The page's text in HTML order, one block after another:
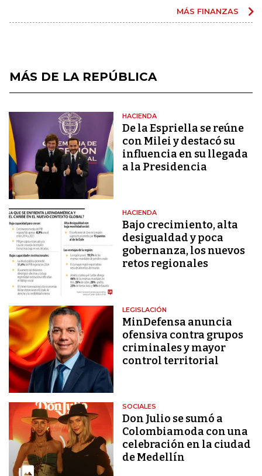
MÁS FINANZAS
MÁS DE LA REPÚBLICA
HACIENDA
De la Espriella se reúne
con Milei y destacó su
influencia en su llegada
a la Presidencia
HACIENDA
Bajo crecimiento, alta
desigualdad y poca
gobernanza, los nuevos
retos regionales
LEGISLACIÓN
MinDefensa anuncia
ofensiva contra grupos
criminales y mayor
control territorial
SOCIALES
Don Julio se sumó a
Colombiamoda con una
celebración en la ciudad
de Medellín